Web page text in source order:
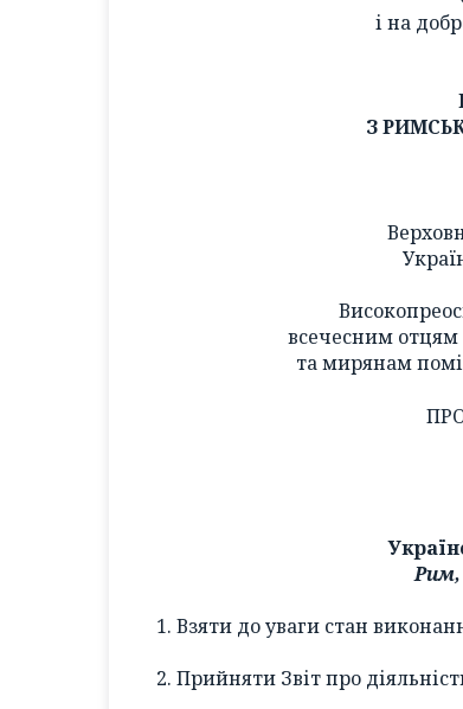
і на
З
всечесним
та мирянам
Рим,
1. Взяти до уваги стан
2. Прийняти Звіт про